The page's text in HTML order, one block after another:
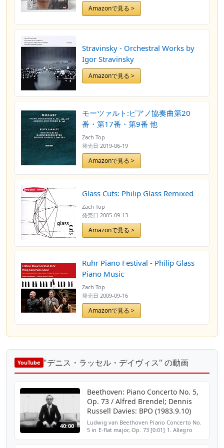
Amazonで見る >
Stravinsky - Orchestral Works by
Igor Stravinsky
Amazonで見る >
モーツァルト:ピアノ協奏曲第20
番・第17番・第9番 他
Zach Top
発売日 2019-06-19
Amazonで見る >
Glass Cuts: Philip Glass Remixed
Zach Top
発売日 2005-09-13
Amazonで見る >
Ruhr Piano Festival - Philip Glass
Piano Music
Zach Top
発売日 2009-09-16
Amazonで見る >
YouTube "デニス・ラッセル・デイヴィス" の動画
40:00
Beethoven: Piano Concerto No. 5,
Op. 73 / Alfred Brendel; Dennis
Russell Davies: BPO (1983.9.10)
Ludwig van Beethoven Piano Concerto No.
5 in E-flat major, Op. 73 [0:01] 1. Allegro